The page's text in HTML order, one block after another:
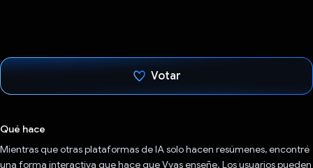
Votar
Qué hace
Mientras que otras plataformas de IA solo hacen resúmenes, encontré
una forma interactiva que hace que Vyas enseñe. Los usuarios pueden